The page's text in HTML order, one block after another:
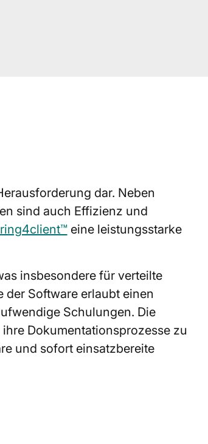
dar. Neben
sind auch Effizienz und
eine leistungsstarke
insbesondere für verteilte
Software erlaubt einen
Schulungen. Die
Dokumentationsprozesse zu
und sofort einsatzbereite